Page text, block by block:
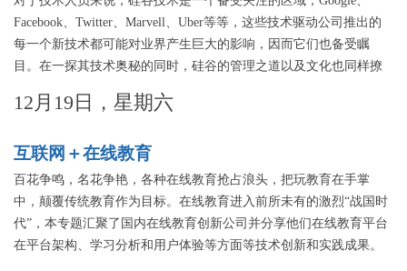
Facebook、Twitter、Marvell、Uber等等，这些技术驱动公司推出的
每一个新技术都可能对业界产生巨大的影响，因而它们也备受瞩
目。在一探其技术奥秘的同时，硅谷的管理之道以及文化也同样撩
探求之路以及对硅谷文化的深层次认识揭示硅谷之谜。
12月19日，星期六
互联网＋在线教育
百花争鸣，名花争艳，各种在线教育抢占浪头，把玩教育在手掌
中，颠覆传统教育作为目标。在线教育进入前所未有的激烈“战国时
代”，本专题汇聚了国内在线教育创新公司并分享他们在线教育平台
在平台架构、学习分析和用户体验等方面等技术创新和实践成果。